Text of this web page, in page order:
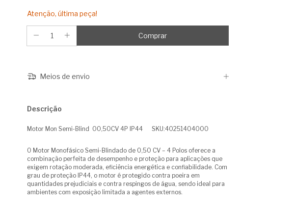
Atenção, última peça!
Meios de envio
Descrição
Motor Mon Semi-Blind 00,50CV 4P IP44 SKU:40251404000
O Motor Monofásico Semi-Blindado de 0,50 CV – 4 Polos oferece a
combinação perfeita de desempenho e proteção para aplicações que
exigem rotação moderada, eficiência energética e confiabilidade. Com
grau de proteção IP44, o motor é protegido contra poeira em
quantidades prejudiciais e contra respingos de água, sendo ideal para
ambientes com exposição limitada a agentes externos.